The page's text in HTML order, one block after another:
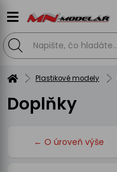
Plastikové modely
Doplňky
← O úroveň výše